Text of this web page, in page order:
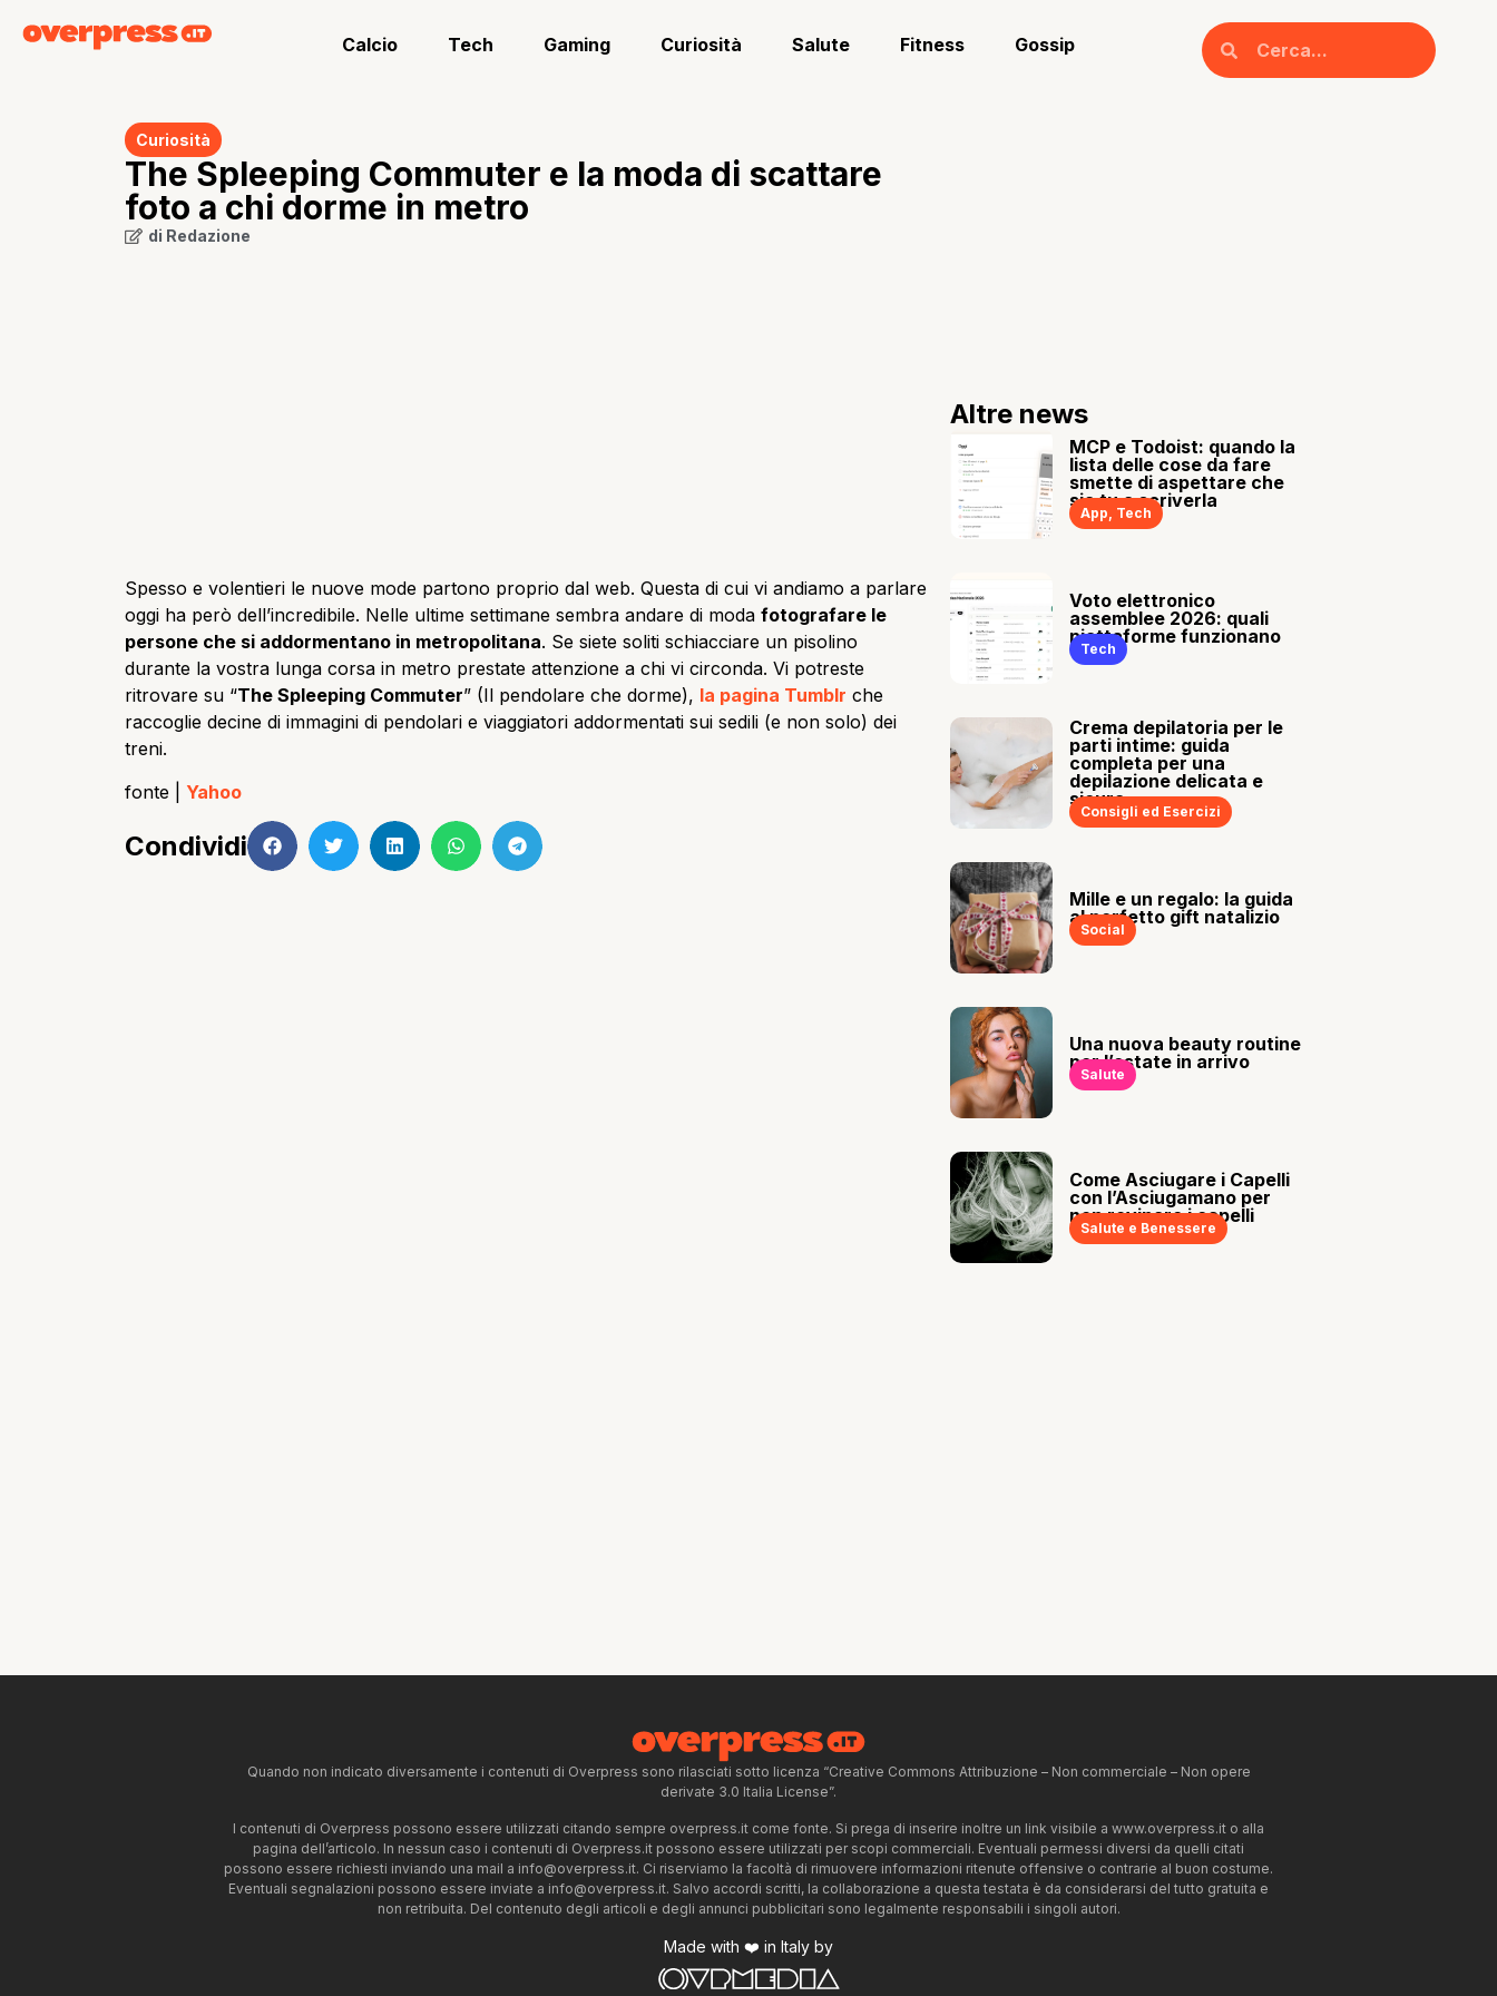
Calcio Tech Gaming Curiosità Salute Fitness Gossip
Curiosità
The Spleeping Commuter e la moda di scattare
foto a chi dorme in metro
di Redazione
Spesso e volentieri le nuove mode partono proprio dal web. Questa di cui vi andiamo a parlare
oggi ha però dell’incredibile. Nelle ultime settimane sembra andare di moda fotografare le
persone che si addormentano in metropolitana. Se siete soliti schiacciare un pisolino
durante la vostra lunga corsa in metro prestate attenzione a chi vi circonda. Vi potreste
ritrovare su “The Spleeping Commuter” (Il pendolare che dorme), la pagina Tumblr che
raccoglie decine di immagini di pendolari e viaggiatori addormentati sui sedili (e non solo) dei
treni.
fonte | Yahoo
Condividi
Altre news
MCP e Todoist: quando la
lista delle cose da fare
smette di aspettare che
sia tu a scriverla
App, Tech
Voto elettronico
assemblee 2026: quali
piattaforme funzionano
Tech
Crema depilatoria per le
parti intime: guida
completa per una
depilazione delicata e
sicura
Consigli ed Esercizi
Mille e un regalo: la guida
al perfetto gift natalizio
Social
Una nuova beauty routine
per l’estate in arrivo
Salute
Come Asciugare i Capelli
con l’Asciugamano per
non rovinare i capelli
Salute e Benessere
Quando non indicato diversamente i contenuti di Overpress sono rilasciati sotto licenza “Creative Commons Attribuzione – Non commerciale – Non opere
derivate 3.0 Italia License”.
I contenuti di Overpress possono essere utilizzati citando sempre overpress.it come fonte. Si prega di inserire inoltre un link visibile a www.overpress.it o alla
pagina dell’articolo. In nessun caso i contenuti di Overpress.it possono essere utilizzati per scopi commerciali. Eventuali permessi diversi da quelli citati
possono essere richiesti inviando una mail a info@overpress.it. Ci riserviamo la facoltà di rimuovere informazioni ritenute offensive o contrarie al buon costume.
Eventuali segnalazioni possono essere inviate a info@overpress.it. Salvo accordi scritti, la collaborazione a questa testata è da considerarsi del tutto gratuita e
non retribuita. Del contenuto degli articoli e degli annunci pubblicitari sono legalmente responsabili i singoli autori.
Made with ❤️ in Italy by